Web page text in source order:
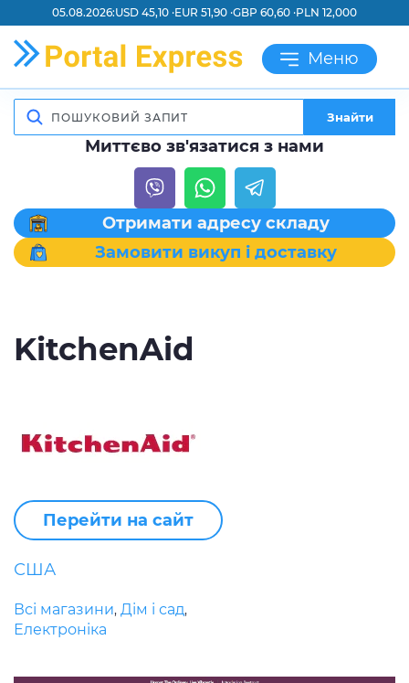
05.08.2026:USD 45,10 ·EUR 51,90 ·GBP 60,60 ·PLN 12,000
Меню
Знайти
Миттєво зв'язатися з нами
Отримати адресу складу
Замовити викуп і доставку
KitchenAid
Перейти на сайт
США
Всі магазини, Дім і сад,
Електроніка